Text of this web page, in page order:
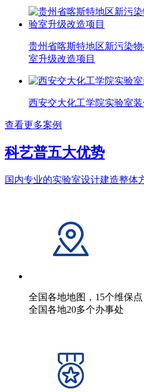
贵州省喀斯特地区新污染
室升级改造项目
西安交大化工学院实验室
查看更多案例
科艺普五大优势
国内专业的实验室设计建造整体
全国各地地图，15个维保点
全国各地20多个办事处